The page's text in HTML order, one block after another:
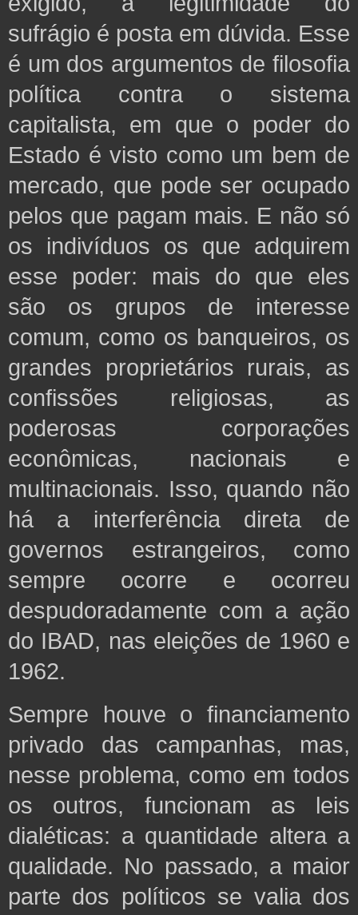
sufrágio é posta em dúvida. Esse
é um dos argumentos de filosofia
política contra o sistema
capitalista, em que o poder do
Estado é visto como um bem de
mercado, que pode ser ocupado
pelos que pagam mais. E não só
os indivíduos os que adquirem
esse poder: mais do que eles
são os grupos de interesse
comum, como os banqueiros, os
grandes proprietários rurais, as
confissões religiosas, as
poderosas corporações
econômicas, nacionais e
multinacionais. Isso, quando não
há a interferência direta de
governos estrangeiros, como
sempre ocorre e ocorreu
despudoradamente com a ação
do IBAD, nas eleições de 1960 e
1962.
Sempre houve o financiamento
privado das campanhas, mas,
nesse problema, como em todos
os outros, funcionam as leis
dialéticas: a quantidade altera a
qualidade. No passado, a maior
parte dos políticos se valia dos